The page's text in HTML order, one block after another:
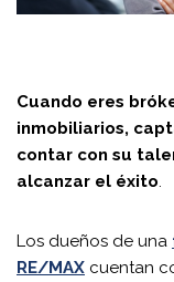
Cuando eres
inmobiliarios,
contar con su
alcanzar el éxito
Los dueños de una
RE/MAX cuentan